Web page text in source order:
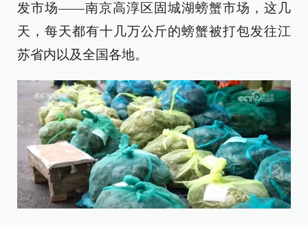
发市场——南京高淳区固城湖螃蟹市场，这几
天，每天都有十几万公斤的螃蟹被打包发往江
苏省内以及全国各地。